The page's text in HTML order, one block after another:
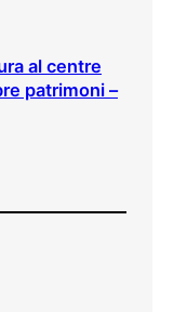
al centre
patrimoni –